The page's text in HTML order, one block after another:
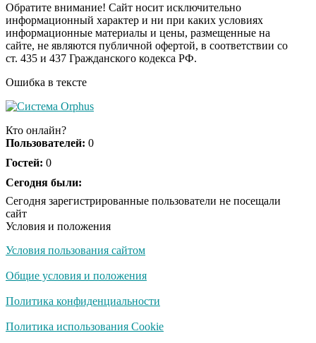
i
Ролик из Омска: вы
будете смеяться долго
Обратите внимание! Сайт носит исключительно
информационный характер и ни при каких условиях
информационные материалы и цены, размещенные на
сайте, не являются публичной офертой, в соответствии со
ст. 435 и 437 Гражданского кодекса РФ.
Ошибка в тексте
Кто онлайн?
Пользователей: 0
Гостей: 0
Сегодня были:
Сегодня зарегистрированные пользователи не посещали
сайт
Условия и положения
Условия пользования сайтом
Общие условия и положения
Политика конфиденциальности
Политика использования Cookie